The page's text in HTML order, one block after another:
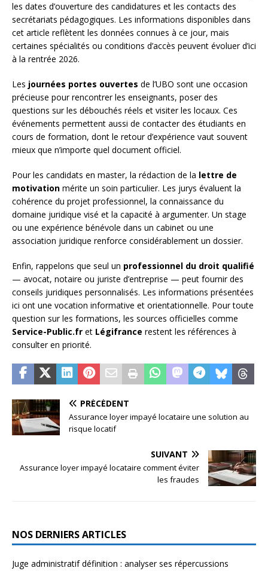
les dates d’ouverture des candidatures et les contacts des
secrétariats pédagogiques. Les informations disponibles dans
cet article reflètent les données connues à ce jour, mais
certaines spécialités ou conditions d’accès peuvent évoluer d’ici
à la rentrée 2026.
Les journées portes ouvertes de l’UBO sont une occasion
précieuse pour rencontrer les enseignants, poser des
questions sur les débouchés réels et visiter les locaux. Ces
événements permettent aussi de contacter des étudiants en
cours de formation, dont le retour d’expérience vaut souvent
mieux que n’importe quel document officiel.
Pour les candidats en master, la rédaction de la lettre de
motivation mérite un soin particulier. Les jurys évaluent la
cohérence du projet professionnel, la connaissance du
domaine juridique visé et la capacité à argumenter. Un stage
ou une expérience bénévole dans un cabinet ou une
association juridique renforce considérablement un dossier.
Enfin, rappelons que seul un professionnel du droit qualifié
— avocat, notaire ou juriste d’entreprise — peut fournir des
conseils juridiques personnalisés. Les informations présentées
ici ont une vocation informative et orientationnelle. Pour toute
question sur les formations, les sources officielles comme
Service-Public.fr et Légifrance restent les références à
consulter en priorité.
PRÉCÉDENT
Assurance loyer impayé locataire une solution au
risque locatif
SUIVANT
Assurance loyer impayé locataire comment éviter
les fraudes
NOS DERNIERS ARTICLES
Juge administratif définition : analyser ses répercussions